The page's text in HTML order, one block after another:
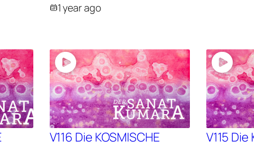
1 year ago
V116 Die KOSMISCHE
V115 Die